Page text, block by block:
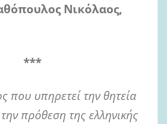
Νικόλαος,
***
που υπηρετεί την θητεία
πρόθεση της ελληνικής